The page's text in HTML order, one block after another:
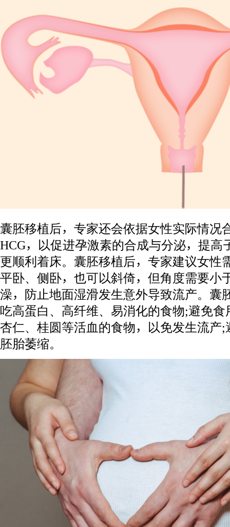
囊胚移植后，专家还会依据女性实际情况
HCG，以促进孕激素的合成与分泌，提高
更顺利着床。囊胚移植后，专家建议女性
平卧、侧卧，也可以斜倚，但角度需要小
澡，防止地面湿滑发生意外导致流产。囊
吃高蛋白、高纤维、易消化的食物;避免
杏仁、桂圆等活血的食物，以免发生流产
胚胎萎缩。